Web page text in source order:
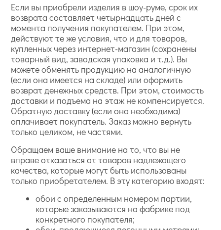
Если вы приобрели изделия в шоу-руме, срок их
возврата составляет четырнадцать дней с
момента получения покупателем. При этом,
действуют те же условия, что и для товаров,
купленных через интернет-магазин (сохранены
товарный вид, заводская упаковка и т.д.). Вы
можете обменять продукцию на аналогичную
(если она имеется на складе) или оформить
возврат денежных средств. При этом, стоимость
доставки и подъема на этаж не компенсируется.
Обратную доставку (если она необходима)
оплачивает покупатель. Заказ можно вернуть
только целиком, не частями.
Обращаем ваше внимание на то, что вы не
вправе отказаться от товаров надлежащего
качества, которые могут быть использованы
только приобретателем. В эту категорию входят:
обои с определенным номером партии,
которые заказываются на фабрике под
конкретного покупателя;